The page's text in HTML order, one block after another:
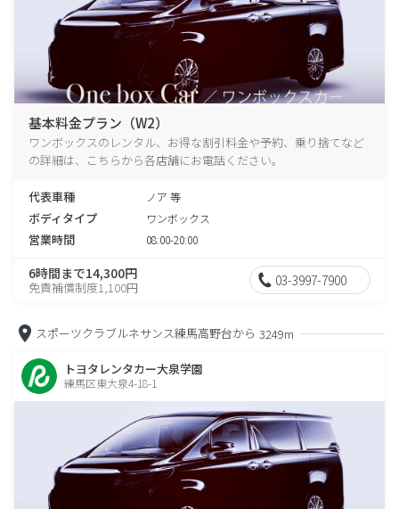
基本料金プラン（W2）
ワンボックスのレンタル、お得な割引料金や予約、乗り捨てなど
の詳細は、こちらから各店舗にお電話ください。
代表車種 ノア 等
ボディタイプ ワンボックス
営業時間 08:00-20:00
6時間まで14,300円
免責補償制度1,100円 03-3997-7900
スポーツクラブルネサンス練馬高野台から 3249m
トヨタレンタカー大泉学園
練馬区東大泉4-18-1